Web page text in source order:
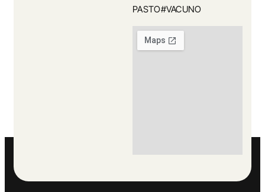
PASTO#VACUNO